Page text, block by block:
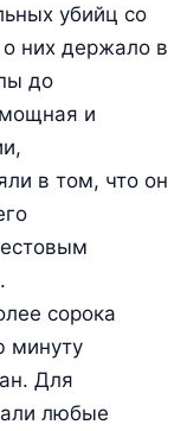
убийц со
них держало в
до
и
в том, что он
сорока
минуту
Для
любые